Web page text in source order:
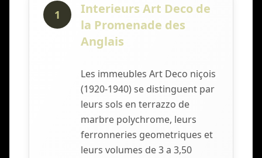
1
Interieurs Art Deco de
la Promenade des
Anglais
Les immeubles Art Deco niçois
(1920-1940) se distinguent par
leurs sols en terrazzo de
marbre polychrome, leurs
ferronneries geometriques et
leurs volumes de 3 a 3,50